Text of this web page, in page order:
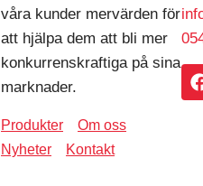
våra kunder mervärden för
att hjälpa dem att bli mer
konkurrenskraftiga på sina
marknader.
Produkter
Om oss
Nyheter
Kontakt